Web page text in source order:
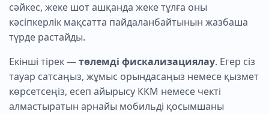
сәйкес, жеке шот ашқанда жеке тұлға оны
кәсіпкерлік мақсатта пайдаланбайтынын жазбаша
түрде растайды.
Екінші тірек —төлемді фискализациялау. Егер сіз
тауар сатсаңыз, жұмыс орындасаңыз немесе қызмет
көрсетсеңіз, есеп айырысу ККМ немесе чекті
алмастыратын арнайы мобильді қосымшаны